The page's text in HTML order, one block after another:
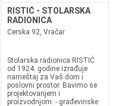
RISTIĆ - STOLARSKA
RADIONICA
Cerska 92, Vračar
Stolarska radionica RISTIĆ
od 1924. godine izrađuje
nameštaj za Vaš dom i
poslovni prostor. Bavimo se
projektovanjem i
proizvodnjom: - građevinske